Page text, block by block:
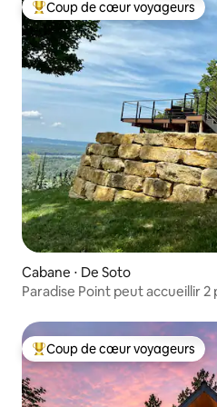
Coups de cœur voyageurs les
Coup de cœur voyageurs
Cabane ⋅ De Soto
Paradise Point peut accueillir
Coups de cœur voyageurs les
Coup de cœur voyageurs